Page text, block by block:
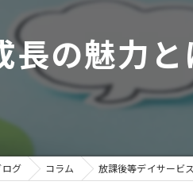
児童発達支援
働きやすい
未経験
長の魅力と
グ コラム 放課後等デイサービ